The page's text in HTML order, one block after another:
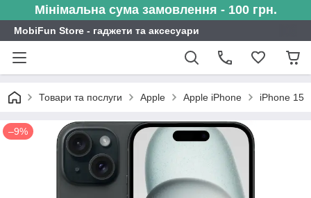
Мінімальна сума замовлення - 100 грн.
MobiFun Store - гаджети та аксесуари
Товари та послуги Apple Apple iPhone iPhone 15
–9%